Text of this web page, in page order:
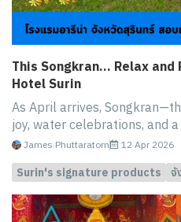
This Songkran… Relax and
Hotel Surin
As April arrives,
joy, water celebrations, and
James Phuttaratorn 12 Apr 2026
Surin's signature products จั